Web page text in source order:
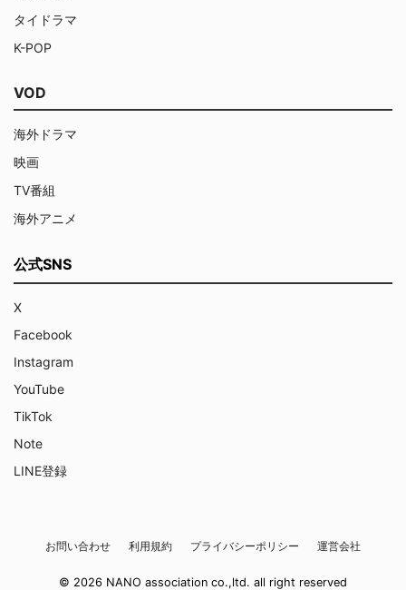
タイドラマ
K-POP
VOD
海外ドラマ
映画
TV番組
海外アニメ
公式SNS
X
Facebook
Instagram
YouTube
TikTok
Note
LINE登録
お問い合わせ 利用規約 プライバシーポリシー 運営会社
© 2026 NANO association co.,ltd. all right reserved